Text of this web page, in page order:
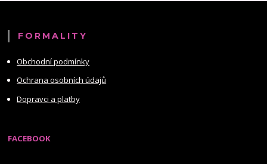
FORMALITY
Obchodní podmínky
Ochrana osobních údajů
Dopravci a platby
FACEBOOK